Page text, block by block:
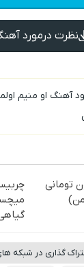
نظرت درمورد
آهنگ او منیم
میلیون تومانی
گذاری در شبکه